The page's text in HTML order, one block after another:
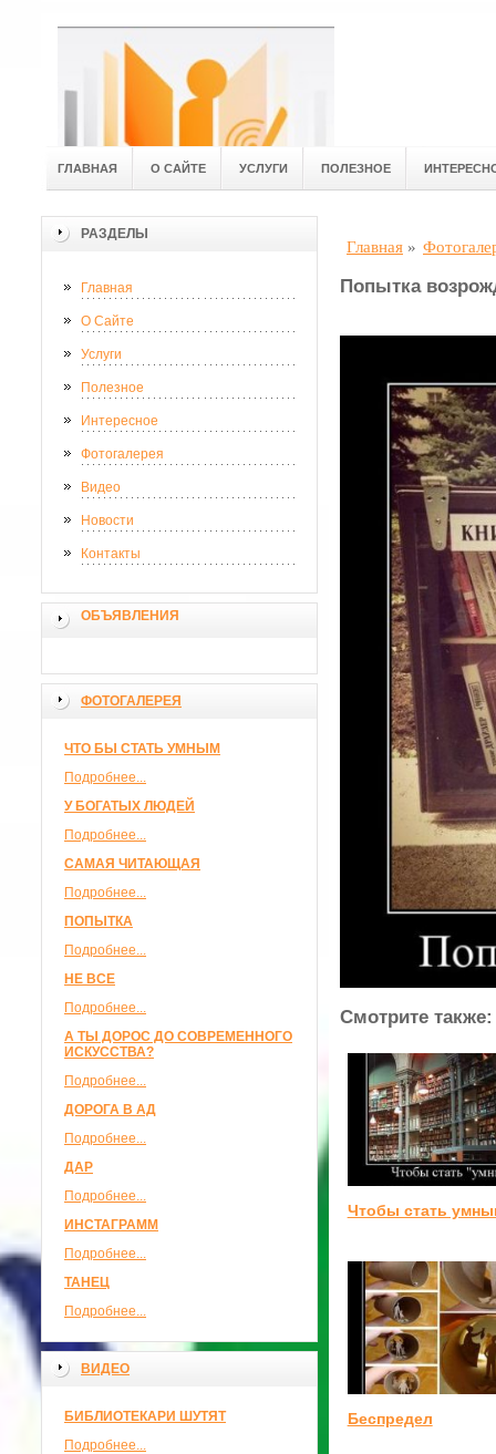
ГЛАВНАЯ О САЙТЕ УСЛУГИ ПОЛЕЗНОЕ
РАЗДЕЛЫ
Главная
О Сайте
Услуги
Полезное
Интересное
Фотогалерея
Видео
Новости
Контакты
ОБЪЯВЛЕНИЯ
ФОТОГАЛЕРЕЯ
ЧТО БЫ СТАТЬ УМНЫМ
Подробнее...
У БОГАТЫХ ЛЮДЕЙ
Подробнее...
САМАЯ ЧИТАЮЩАЯ
Подробнее...
ПОПЫТКА
Подробнее...
НЕ ВСЕ
Подробнее...
А ТЫ ДОРОС ДО СОВРЕМЕННОГО
ИСКУССТВА?
Подробнее...
ДОРОГА В АД
Подробнее...
ДАР
Подробнее...
ИНСТАГРАММ
Подробнее...
ТАНЕЦ
Подробнее...
ВИДЕО
БИБЛИОТЕКАРИ ШУТЯТ
Подробнее...
Главная »
Попытка
Смотрите также:
Чтобы стать
Беспредел